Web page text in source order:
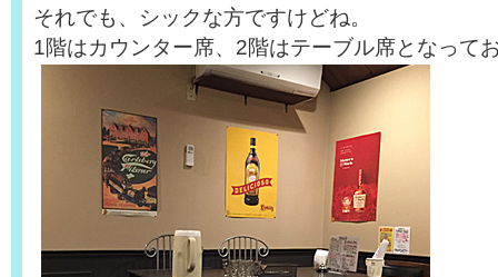
それでも、シックな方ですけどね。
1階はカウンター席、2階はテーブル席となって